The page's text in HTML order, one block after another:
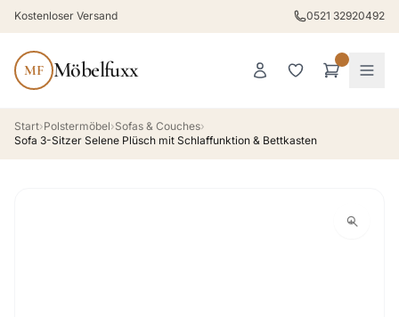
Kostenloser Versand 0521 32920492
MF Möbelfuxx
Start›Polstermöbel›Sofas & Couches›
Sofa 3-Sitzer Selene Plüsch mit Schlaffunktion & Bettkasten